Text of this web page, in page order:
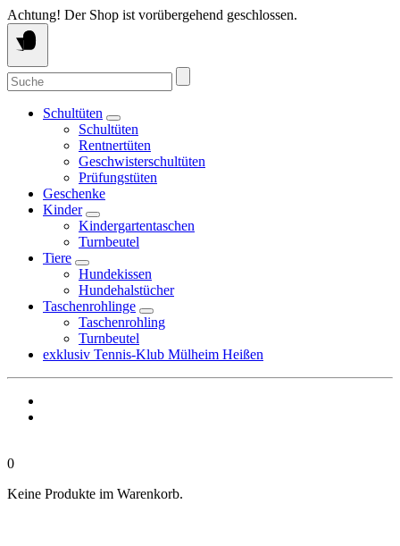
Springe
zum
Inhalt
Achtung! Der Shop ist vorübergehend geschlossen.
Suche
nach:
Schultüten
Schultüten
Rentnertüten
Geschwisterschultüten
Prüfungstüten
Geschenke
Kinder
Kindergartentaschen
Turnbeutel
Tiere
Hundekissen
Hundehalstücher
Taschenrohlinge
Taschenrohling
Turnbeutel
exklusiv Tennis-Klub Mülheim Heißen
0
Keine Produkte im Warenkorb.